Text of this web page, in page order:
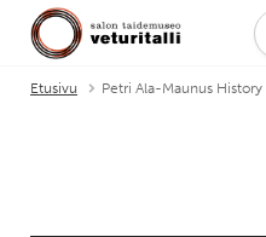
Etusivu Petri Ala-Maunus